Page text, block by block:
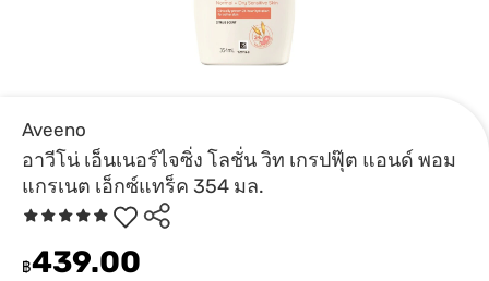
Aveeno
อาวีโน่ เอ็นเนอร์ไจซิ่ง โลชั่น วิท เกรปฟุ๊ต แอนด์ พอม
แกรเนต เอ็กซ์แทร็ค 354 มล.
฿439.00